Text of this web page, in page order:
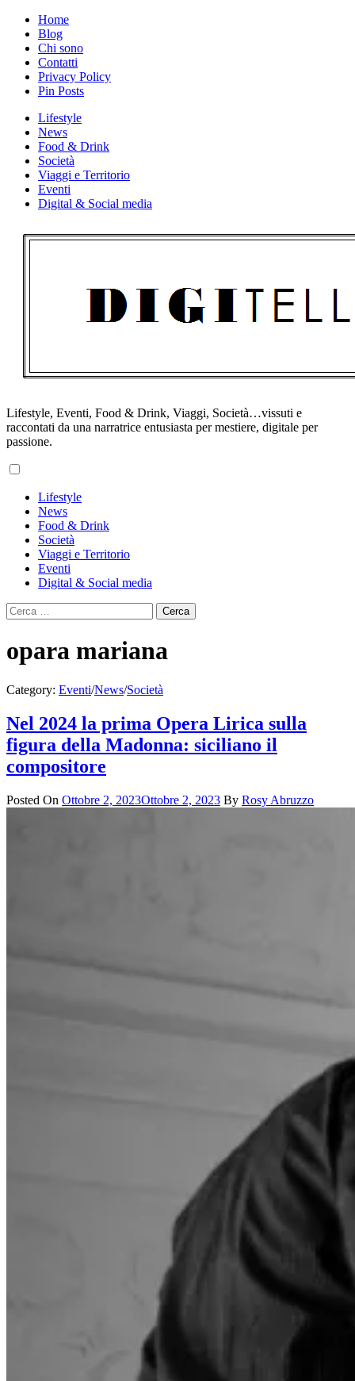
Skip
content
Home
Blog
Chi sono
Contatti
Privacy Policy
Pin Posts
Lifestyle
News
Food & Drink
Società
Viaggi e Territorio
Eventi
Digital & Social media
Lifestyle, Eventi, Food & Drink, Viaggi, Società…vissuti e
raccontati da una narratrice entusiasta per mestiere, digitale per
passione.
Menu
Lifestyle
News
Food & Drink
Società
Viaggi e Territorio
Eventi
Digital & Social media
Ricerca
per:
opara mariana
Category: Eventi/News/Società
Nel 2024 la prima Opera Lirica sulla
figura della Madonna: siciliano il
compositore
Posted On Ottobre 2, 2023Ottobre 2, 2023 By Rosy Abruzzo